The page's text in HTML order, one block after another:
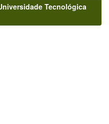
Tecnológica